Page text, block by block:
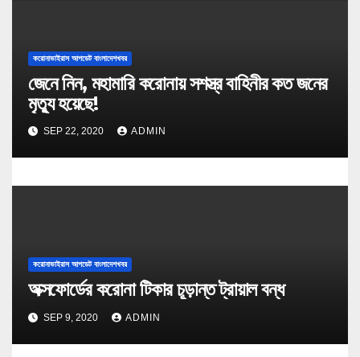
করোনাভাইরাস আপডেট বাংলাদেশখবর
জেনে নিন, মহামারি করোনায় সশস্ত্র বাহিনীর কত জনের
মৃত্যু হয়েছে!
SEP 22, 2020 ADMIN
করোনাভাইরাস আপডেট বাংলাদেশখবর
অক্সফোর্ডের করোনা টিকার চূড়ান্ত ট্রায়াল বন্ধ
SEP 9, 2020 ADMIN